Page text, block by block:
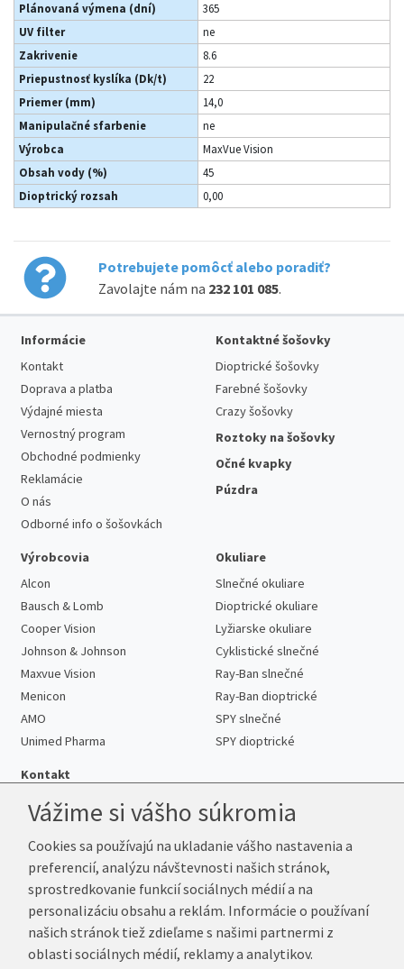
Plánovaná výmena (dní)
365
UV filter
ne
Zakrivenie
8.6
Priepustnosť kyslíka (Dk/t)
22
Priemer (mm)
14,0
Manipulačné sfarbenie
ne
Výrobca
MaxVue Vision
Obsah vody (%)
45
Dioptrický rozsah
0,00
Potrebujete pomôcť alebo poradiť?
Zavolajte nám na 232 101 085.
Informácie
Kontakt
Doprava a platba
Výdajné miesta
Vernostný program
Obchodné podmienky
Reklamácie
O nás
Odborné info o šošovkách
Kontaktné šošovky
Dioptrické šošovky
Farebné šošovky
Crazy šošovky
Roztoky na šošovky
Očné kvapky
Púzdra
Výrobcovia
Alcon
Bausch & Lomb
Cooper Vision
Johnson & Johnson
Maxvue Vision
Menicon
AMO
Unimed Pharma
Okuliare
Slnečné okuliare
Dioptrické okuliare
Lyžiarske okuliare
Cyklistické slnečné
Ray-Ban slnečné
Ray-Ban dioptrické
SPY slnečné
SPY dioptrické
Kontakt
Telefón:+421 222 205 863
E-mail:info@kup-sosovky.sk
Reklamačná adresa
Andrea Votavová
Revoluční 1017
Vážime si vášho súkromia
Cookies sa používajú na ukladanie vášho nastavenia a
preferencií, analýzu návštevnosti našich stránok,
sprostredkovanie funkcií sociálnych médií a na
personalizáciu obsahu a reklám. Informácie o používaní
našich stránok tiež zdieľame s našimi partnermi z
oblasti sociálnych médií, reklamy a analytikov.